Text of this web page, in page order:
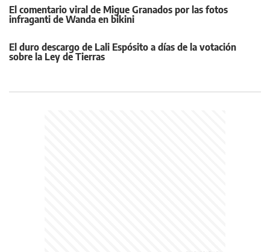
El comentario viral de Migue Granados por las fotos
infraganti de Wanda en bikini
El duro descargo de Lali Espósito a días de la votación
sobre la Ley de Tierras